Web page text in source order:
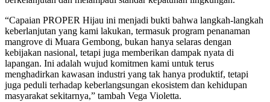
“Capaian PROPER Hijau ini menjadi bukti bahwa langkah-langkah
keberlanjutan yang kami lakukan, termasuk program penanaman
mangrove di Muara Gembong, bukan hanya selaras dengan
kebijakan nasional, tetapi juga memberikan dampak nyata di
lapangan. Ini adalah wujud komitmen kami untuk terus
menghadirkan kawasan industri yang tak hanya produktif, tetapi
juga peduli terhadap keberlangsungan ekosistem dan kehidupan
masyarakat sekitarnya,” tambah Vega Violetta.